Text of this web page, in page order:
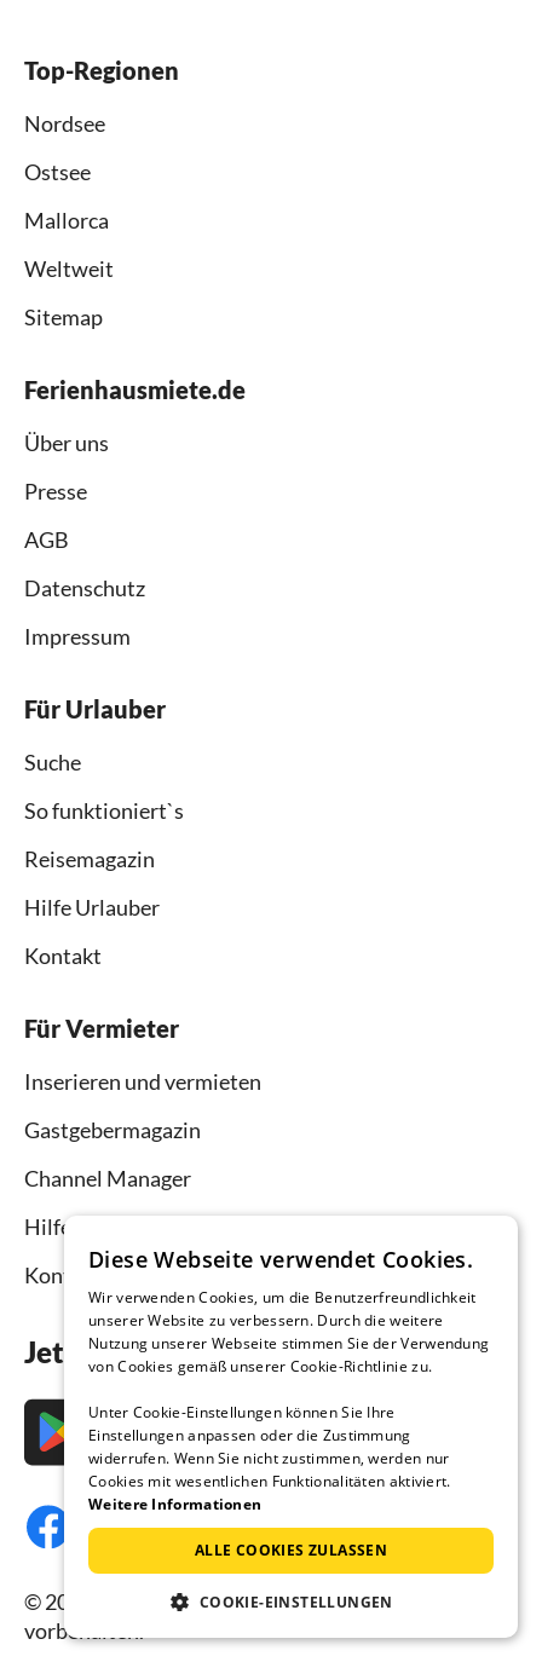
Top-Regionen
Nordsee
Ostsee
Mallorca
Weltweit
Sitemap
Ferienhausmiete.de
Über uns
Presse
AGB
Datenschutz
Impressum
Für Urlauber
Suche
So funktioniert`s
Reisemagazin
Hilfe Urlauber
Kontakt
Für Vermieter
Inserieren und vermieten
Gastgebermagazin
Channel Manager
Hilfe Vermieter
Kontakt
Jetzt die App downloaden
© 2026 Ferienhausmiete.de, alle Rechte
vorbehalten.
Diese Webseite verwendet Cookies.
Wir verwenden Cookies, um die Benutzerfreundlichkeit
unserer Website zu verbessern. Durch die weitere
Nutzung unserer Webseite stimmen Sie der Verwendung
von Cookies gemäß unserer Cookie-Richtlinie zu.
Unter Cookie-Einstellungen können Sie Ihre
Einstellungen anpassen oder die Zustimmung
widerrufen. Wenn Sie nicht zustimmen, werden nur
Cookies mit wesentlichen Funktionalitäten aktiviert.
Weitere Informationen
ALLE COOKIES ZULASSEN
COOKIE-EINSTELLUNGEN